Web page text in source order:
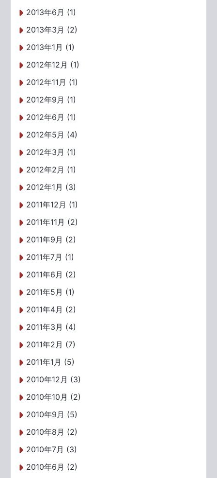
2013年6月 (1)
2013年3月 (2)
2013年1月 (1)
2012年12月 (1)
2012年11月 (1)
2012年9月 (1)
2012年6月 (1)
2012年5月 (4)
2012年3月 (1)
2012年2月 (1)
2012年1月 (3)
2011年12月 (1)
2011年11月 (2)
2011年9月 (2)
2011年7月 (1)
2011年6月 (2)
2011年5月 (1)
2011年4月 (2)
2011年3月 (4)
2011年2月 (7)
2011年1月 (5)
2010年12月 (3)
2010年10月 (2)
2010年9月 (5)
2010年8月 (2)
2010年7月 (3)
2010年6月 (2)